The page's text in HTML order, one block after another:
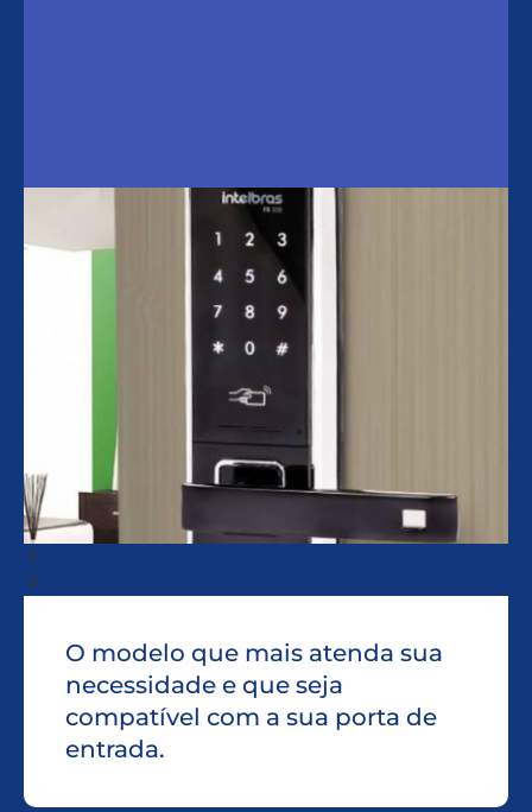
O modelo que mais atenda sua
necessidade e que seja
compatível com a sua porta de
entrada.